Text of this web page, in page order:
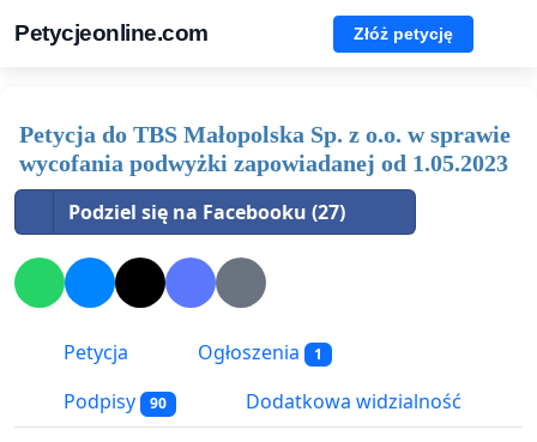
Petycjeonline.com Złóż petycję
Petycja do TBS Małopolska Sp. z o.o. w sprawie
wycofania podwyżki zapowiadanej od 1.05.2023
Podziel się na Facebooku (27)
Petycja Ogłoszenia 1
Podpisy 90 Dodatkowa widzialność